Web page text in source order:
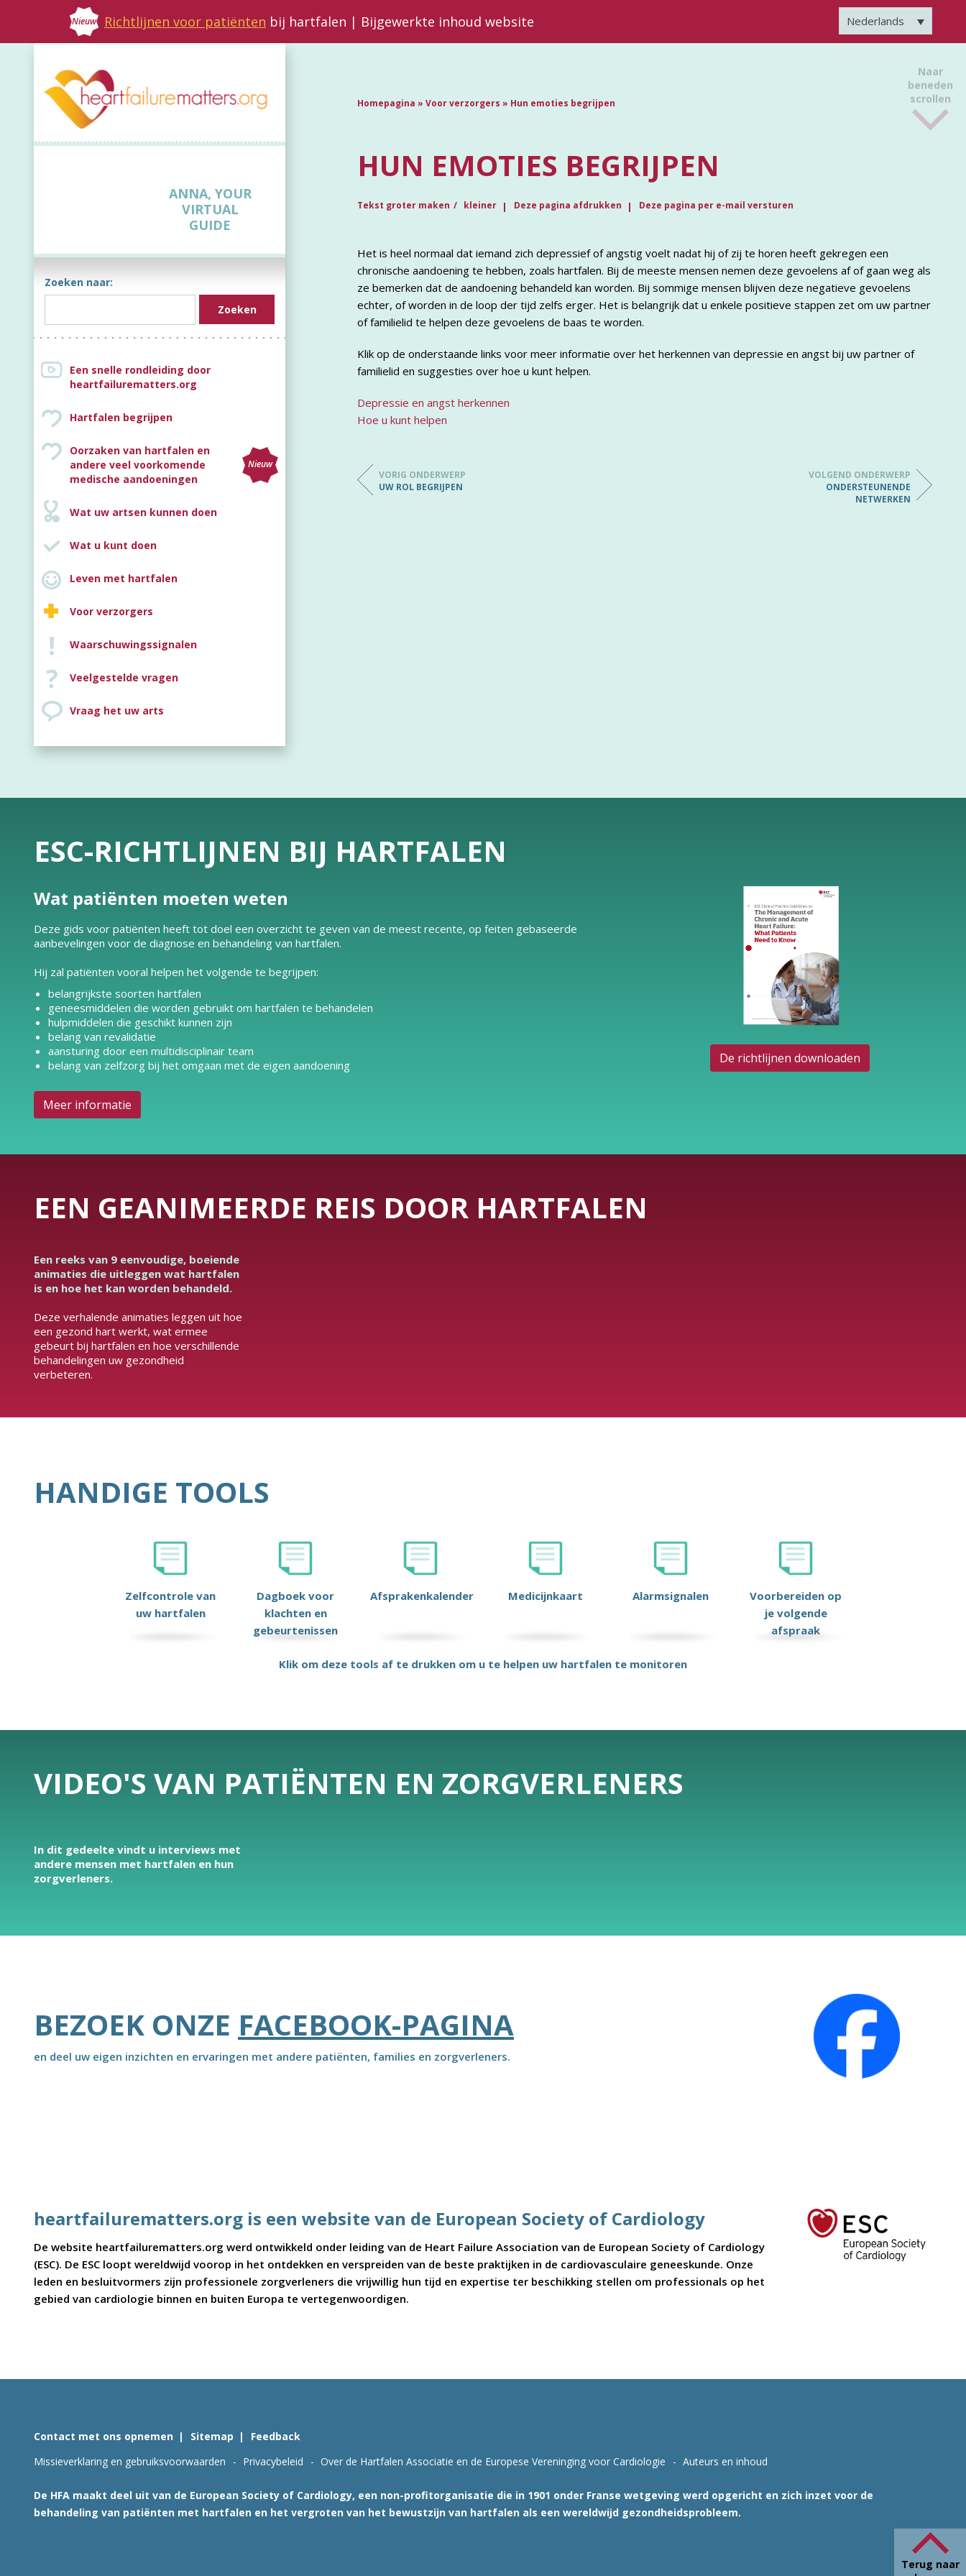
Nieuw Richtlijnen voor patiënten bij hartfalen | Bijgewerkte inhoud website Nederlands
ANNA, YOUR
VIRTUAL
GUIDE
Zoeken naar:
Een snelle rondleiding door
heartfailurematters.org
Hartfalen begrijpen
Oorzaken van hartfalen en
andere veel voorkomende
medische aandoeningen
Nieuw
Wat uw artsen kunnen doen
Wat u kunt doen
Leven met hartfalen
Voor verzorgers
Waarschuwingssignalen
Veelgestelde vragen
Vraag het uw arts
Homepagina » Voor verzorgers » Hun emoties begrijpen
HUN EMOTIES BEGRIJPEN
Tekst groter maken kleiner Deze pagina afdrukken Deze pagina per e-mail versturen
Het is heel normaal dat iemand zich depressief of angstig voelt nadat hij of zij te horen heeft gekregen een
chronische aandoening te hebben, zoals hartfalen. Bij de meeste mensen nemen deze gevoelens af of gaan weg als
ze bemerken dat de aandoening behandeld kan worden. Bij sommige mensen blijven deze negatieve gevoelens
echter, of worden in de loop der tijd zelfs erger. Het is belangrijk dat u enkele positieve stappen zet om uw partner
of familielid te helpen deze gevoelens de baas te worden.
Klik op de onderstaande links voor meer informatie over het herkennen van depressie en angst bij uw partner of
familielid en suggesties over hoe u kunt helpen.
Depressie en angst herkennen
Hoe u kunt helpen
VORIG ONDERWERP
UW ROL BEGRIJPEN
VOLGEND ONDERWERP
ONDERSTEUNENDE
NETWERKEN
ESC-RICHTLIJNEN BIJ HARTFALEN
Wat patiënten moeten weten
Deze gids voor patiënten heeft tot doel een overzicht te geven van de meest recente, op feiten gebaseerde
aanbevelingen voor de diagnose en behandeling van hartfalen.
Hij zal patiënten vooral helpen het volgende te begrijpen:
belangrijkste soorten hartfalen
geneesmiddelen die worden gebruikt om hartfalen te behandelen
hulpmiddelen die geschikt kunnen zijn
belang van revalidatie
aansturing door een multidisciplinair team
belang van zelfzorg bij het omgaan met de eigen aandoening
Meer informatie
De richtlijnen downloaden
EEN GEANIMEERDE REIS DOOR HARTFALEN
Een reeks van 9 eenvoudige, boeiende
animaties die uitleggen wat hartfalen
is en hoe het kan worden behandeld.
Deze verhalende animaties leggen uit hoe
een gezond hart werkt, wat ermee
gebeurt bij hartfalen en hoe verschillende
behandelingen uw gezondheid
verbeteren.
HANDIGE TOOLS
Zelfcontrole van
uw hartfalen
Dagboek voor
klachten en
gebeurtenissen
Afsprakenkalender Medicijnkaart Alarmsignalen
Voorbereiden op
je volgende
afspraak
Klik om deze tools af te drukken om u te helpen uw hartfalen te monitoren
VIDEO'S VAN PATIËNTEN EN ZORGVERLENERS
In dit gedeelte vindt u interviews met
andere mensen met hartfalen en hun
zorgverleners.
BEZOEK ONZE FACEBOOK-PAGINA
en deel uw eigen inzichten en ervaringen met andere patiënten, families en zorgverleners.
heartfailurematters.org is een website van de European Society of Cardiology
De website heartfailurematters.org werd ontwikkeld onder leiding van de Heart Failure Association van de European Society of Cardiology
(ESC). De ESC loopt wereldwijd voorop in het ontdekken en verspreiden van de beste praktijken in de cardiovasculaire geneeskunde. Onze
leden en besluitvormers zijn professionele zorgverleners die vrijwillig hun tijd en expertise ter beschikking stellen om professionals op het
gebied van cardiologie binnen en buiten Europa te vertegenwoordigen.
Contact met ons opnemen Sitemap
Feedback
Missieverklaring en gebruiksvoorwaarden
Privacybeleid Over de Hartfalen Associatie en de Europese Vereninging voor Cardiologie Auteurs en inhoud
De HFA maakt deel uit van de European Society of Cardiology, een non-profitorganisatie die in 1901 onder Franse wetgeving werd opgericht en zich inzet voor de
behandeling van patiënten met hartfalen en het vergroten van het bewustzijn van hartfalen als een wereldwijd gezondheidsprobleem.
Terug naar
Naar
beneden
scrollen